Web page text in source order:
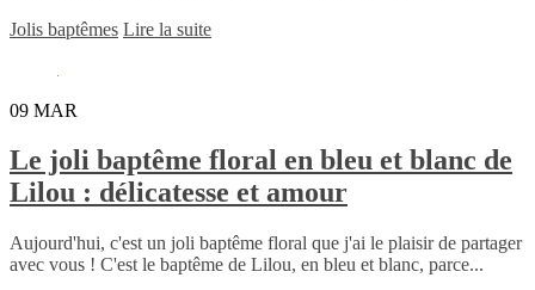
Jolis baptêmes Lire la suite
09 MAR
Le joli baptême floral en bleu et blanc de
Lilou : délicatesse et amour
Aujourd'hui, c'est un joli baptême floral que j'ai le plaisir de partager
avec vous ! C'est le baptême de Lilou, en bleu et blanc, parce...